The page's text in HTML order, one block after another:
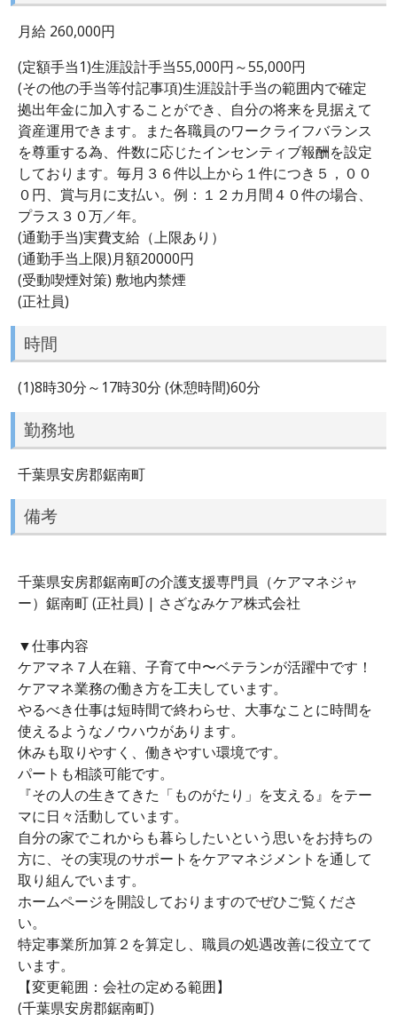
月給 260,000円
(定額手当1)生涯設計手当55,000円～55,000円
(その他の手当等付記事項)生涯設計手当の範囲内で確定
拠出年金に加入することができ、自分の将来を見据えて
資産運用できます。また各職員のワークライフバランス
を尊重する為、件数に応じたインセンティブ報酬を設定
しております。毎月３６件以上から１件につき５，００
０円、賞与月に支払い。例：１２カ月間４０件の場合、
プラス３０万／年。
(通勤手当)実費支給（上限あり）
(通勤手当上限)月額20000円
(受動喫煙対策) 敷地内禁煙
(正社員)
時間
(1)8時30分～17時30分 (休憩時間)60分
勤務地
千葉県安房郡鋸南町
備考
千葉県安房郡鋸南町の介護支援専門員（ケアマネジャ
ー）鋸南町 (正社員) | さざなみケア株式会社
▼仕事内容
ケアマネ７人在籍、子育て中〜ベテランが活躍中です！
ケアマネ業務の働き方を工夫しています。
やるべき仕事は短時間で終わらせ、大事なことに時間を
使えるようなノウハウがあります。
休みも取りやすく、働きやすい環境です。
パートも相談可能です。
『その人の生きてきた「ものがたり」を支える』をテー
マに日々活動しています。
自分の家でこれからも暮らしたいという思いをお持ちの
方に、その実現のサポートをケアマネジメントを通して
取り組んでいます。
ホームページを開設しておりますのでぜひご覧くださ
い。
特定事業所加算２を算定し、職員の処遇改善に役立てて
います。
【変更範囲：会社の定める範囲】
(千葉県安房郡鋸南町)